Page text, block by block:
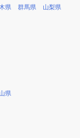
県 群馬県 山梨県
県